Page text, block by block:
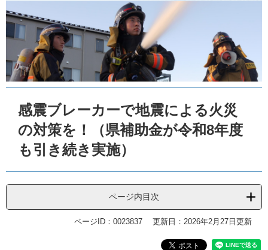
本
文
感震ブレーカーで地震による火災
の対策を！（県補助金が令和8年度
も引き続き実施）
ページ内目次
ページID：0023837 更新日：2026年2月27日更新